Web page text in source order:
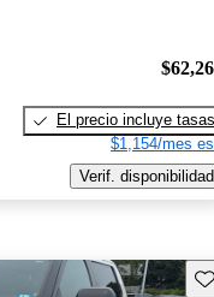
El precio incluye tasas
$1,154/mes
Verif. disponibilidad